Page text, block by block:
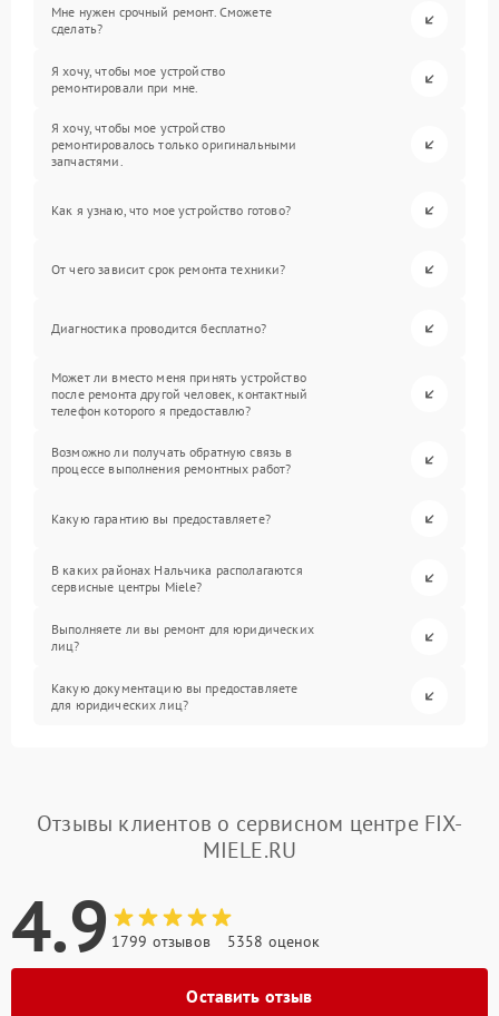
Мне нужен срочный ремонт. Сможете
сделать?
Я хочу, чтобы мое устройство
ремонтировали при мне.
Я хочу, чтобы мое устройство
ремонтировалось только оригинальными
запчастями.
Как я узнаю, что мое устройство готово?
От чего зависит срок ремонта техники?
Диагностика проводится бесплатно?
Может ли вместо меня принять устройство
после ремонта другой человек, контактный
телефон которого я предоставлю?
Возможно ли получать обратную связь в
процессе выполнения ремонтных работ?
Какую гарантию вы предоставляете?
В каких районах Нальчика располагаются
сервисные центры Miele?
Выполняете ли вы ремонт для юридических
лиц?
Какую документацию вы предоставляете
для юридических лиц?
Отзывы клиентов о сервисном центре FIX-
MIELE.RU
4.9 1799 отзывов 5358 оценок
Оставить отзыв